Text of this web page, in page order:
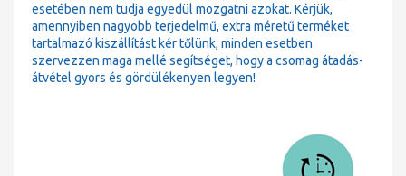
esetében nem tudja egyedül mozgatni azokat. Kérjük,
amennyiben nagyobb terjedelmű, extra méretű terméket
tartalmazó kiszállítást kér tőlünk, minden esetben
szervezzen maga mellé segítséget, hogy a csomag átadás-
átvétel gyors és gördülékenyen legyen!